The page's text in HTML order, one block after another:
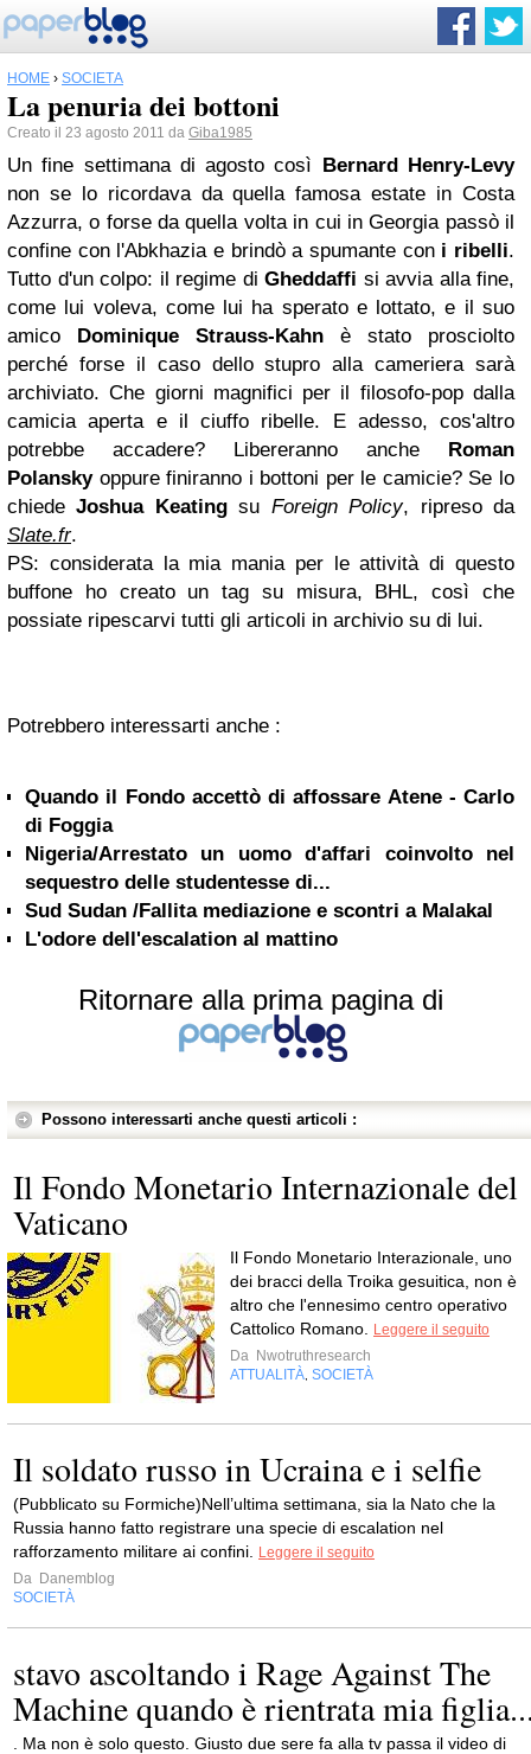
HOME › SOCIETÀ
La penuria dei bottoni
Creato il 23 agosto 2011 da Giba1985
Un fine settimana di agosto così Bernard Henry-Levy
non se lo ricordava da quella famosa estate in Costa
Azzurra, o forse da quella volta in cui in Georgia passò il
confine con l'Abkhazia e brindò a spumante con i ribelli.
Tutto d'un colpo: il regime di Gheddaffi si avvia alla fine,
come lui voleva, come lui ha sperato e lottato, e il suo
amico Dominique Strauss-Kahn è stato prosciolto
perché forse il caso dello stupro alla cameriera sarà
archiviato. Che giorni magnifici per il filosofo-pop dalla
camicia aperta e il ciuffo ribelle. E adesso, cos'altro
potrebbe accadere? Libereranno anche Roman
Polanskyoppure finiranno i bottoni per le camicie? Se lo
chiedeJoshua Keatingsu Foreign Policy, ripreso da
Slate.fr.
PS: considerata la mia mania per le attività di questo
buffone ho creato un tag su misura, BHL, così che
possiate ripescarvi tutti gli articoli in archivio su di lui.
Potrebbero interessarti anche :
Quando il Fondo accettò di affossare Atene - Carlo
di Foggia
Nigeria/Arrestato un uomo d'affari coinvolto nel
sequestro delle studentesse di...
Sud Sudan /Fallita mediazione e scontri a Malakal
L'odore dell'escalation al mattino
Ritornare alla prima pagina di
Possono interessarti anche questi articoli :
Il Fondo Monetario Internazionale del
Vaticano
Il Fondo Monetario Interazionale, uno
dei bracci della Troika gesuitica, non è
altro che l'ennesimo centro operativo
Cattolico Romano.
Leggere il seguito
Da Nwotruthresearch
ATTUALITÀ SOCIETÀ
Il soldato russo in Ucraina e i selfie
(Pubblicato su Formiche)Nell’ultima settimana, sia la Nato che la
Russia hanno fatto registrare una specie di escalation nel
rafforzamento militare ai confini.
Leggere il seguito
Da Danemblog
SOCIETÀ
stavo ascoltando i Rage Against The
Machine quando è rientrata mia
. Ma non è solo questo. Giusto due sere fa alla tv passa il video di